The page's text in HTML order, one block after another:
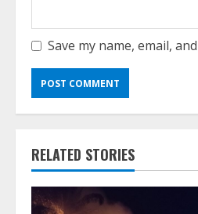
Save my name, email,
RELATED STORIES